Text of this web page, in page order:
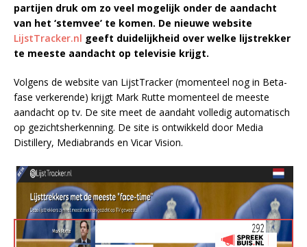
partijen druk om zo veel mogelijk onder de aandacht
van het ‘stemvee’ te komen. De nieuwe website
LijstTracker.nl geeft duidelijkheid over welke lijstrekker
te meeste aandacht op televisie krijgt.
Volgens de website van LijstTracker (momenteel nog in Beta-
fase verkerende) krijgt Mark Rutte momenteel de meeste
aandacht op tv. De site meet de aandaht volledig automatisch
op gezichtsherkenning. De site is ontwikkeld door Media
Distillery, Mediabrands en Vicar Vision.